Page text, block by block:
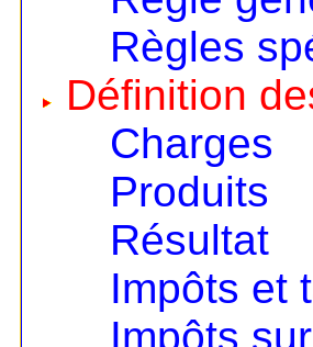
Règles
Définition
Charges
Produits
Résultat
Impôts et
Impôts